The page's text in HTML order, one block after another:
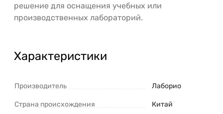
решение для оснащения учебных или
производственных лабораторий.
Характеристики
Производитель Лаборио
Страна происхождения Китай